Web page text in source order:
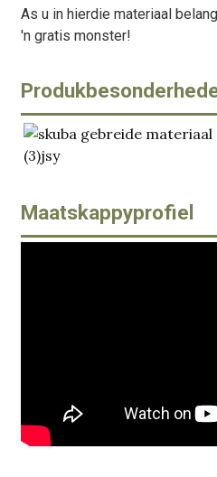
As u in hierdie materiaal
'n gratis monster!
Maatskappyprofiel